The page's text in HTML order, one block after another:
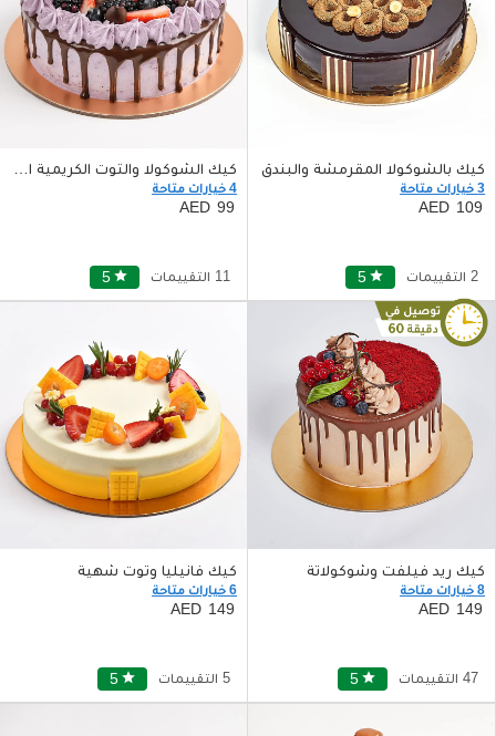
كيك بالشوكولا المقرمشة والبندق
3 خيارات متاحة
109
5 star 2 التقييمات
كيك الشوكولا والتوت الكريمية اللذيذة
4 خيارات متاحة
99
5 star 11 التقييمات
كيك ريد فيلفت وشوكولاتة
8 خيارات متاحة
149
5 star 47 التقييمات
كيك فانيليا وتوت شهية
6 خيارات متاحة
149
5 star 5 التقييمات